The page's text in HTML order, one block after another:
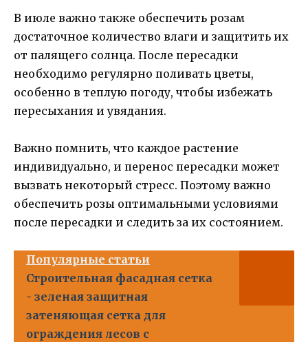
В июле важно также обеспечить розам
достаточное количество влаги и защитить их
от палящего солнца. После пересадки
необходимо регулярно поливать цветы,
особенно в теплую погоду, чтобы избежать
пересыхания и увядания.
Важно помнить, что каждое растение
индивидуально, и перенос пересадки может
вызвать некоторый стресс. Поэтому важно
обеспечить розы оптимальными условиями
после пересадки и следить за их состоянием.
Популярные статьи
Строительная фасадная сетка
- зеленая защитная
затеняющая сетка для
ограждения лесов с